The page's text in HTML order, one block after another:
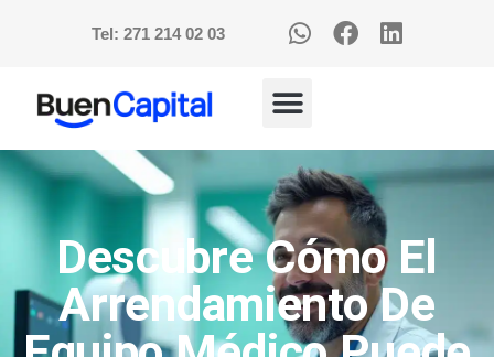
Tel: 271 214 02 03
Descubre Cómo El
Arrendamiento De